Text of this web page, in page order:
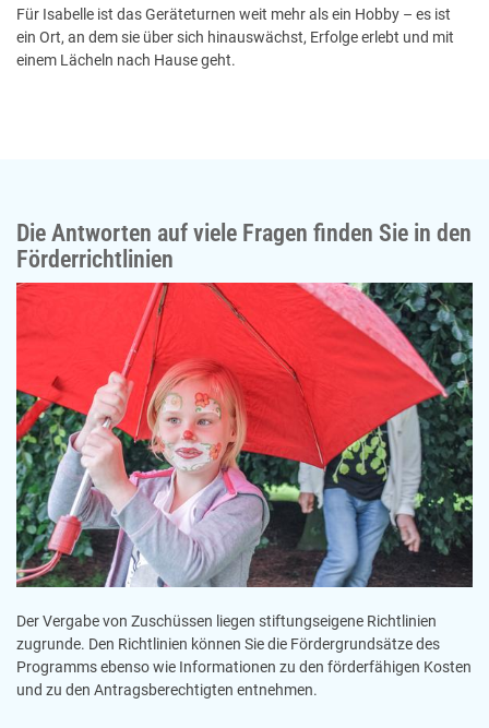
Für Isabelle ist das Geräteturnen weit mehr als ein Hobby – es ist
ein Ort, an dem sie über sich hinauswächst, Erfolge erlebt und mit
einem Lächeln nach Hause geht.
Die Antworten auf viele Fragen finden Sie in den
Förderrichtlinien
Der Vergabe von Zuschüssen liegen stiftungseigene Richtlinien
zugrunde. Den Richtlinien können Sie die Fördergrundsätze des
Programms ebenso wie Informationen zu den förderfähigen Kosten
und zu den Antragsberechtigten entnehmen.